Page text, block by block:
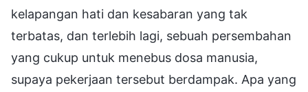
kelapangan hati dan kesabaran yang tak
terbatas, dan terlebih lagi, sebuah persembahan
yang cukup untuk menebus dosa manusia,
supaya pekerjaan tersebut berdampak. Apa yang